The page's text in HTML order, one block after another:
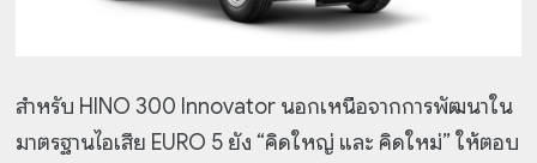
สำหรับ HINO 300 Innovator นอกเหนือจากการพัฒนาใน
มาตรฐานไอเสีย EURO 5 ยัง “คิดใหญ่ และ คิดใหม่” ให้ตอบ